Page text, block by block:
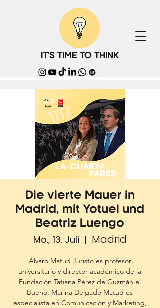
IT'S TIME TO THINK
Die vierte Mauer in
Madrid, mit Yotuel und
Beatriz Luengo
Mo., 13. Juli
  |
Madrid
Álvaro Matud Juristo es profesor
universitario y director académico de la
Fundación Tatiana Pérez de Guzmán el
Bueno. Marina Delgado Matud es
especialista en Comunicación y Marketing,